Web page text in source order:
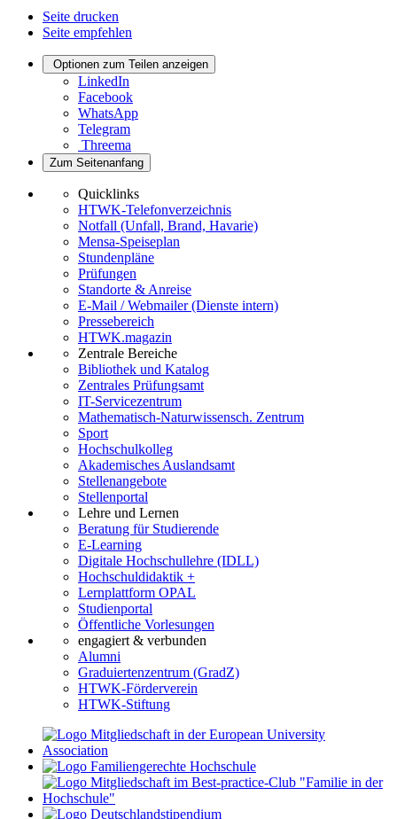
Seite drucken
Seite empfehlen
Optionen zum Teilen anzeigen
LinkedIn
Facebook
WhatsApp
Telegram
Threema
Zum Seitenanfang
Quicklinks
HTWK-Telefonverzeichnis
Notfall (Unfall, Brand, Havarie)
Mensa-Speiseplan
Stundenpläne
Prüfungen
Standorte & Anreise
E-Mail / Webmailer (Dienste intern)
Pressebereich
HTWK.magazin
Zentrale Bereiche
Bibliothek und Katalog
Zentrales Prüfungsamt
IT-Servicezentrum
Mathematisch-Naturwissensch. Zentrum
Sport
Hochschulkolleg
Akademisches Auslandsamt
Stellenangebote
Stellenportal
Lehre und Lernen
Beratung für Studierende
E-Learning
Digitale Hochschullehre (IDLL)
Hochschuldidaktik +
Lernplattform OPAL
Studienportal
Öffentliche Vorlesungen
engagiert & verbunden
Alumni
Graduiertenzentrum (GradZ)
HTWK-Förderverein
HTWK-Stiftung